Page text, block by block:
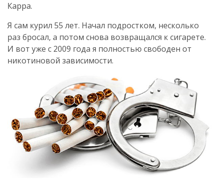
Карра.
Я сам курил 55 лет. Начал подростком, несколько
раз бросал, а потом снова возвращался к сигарете.
И вот уже с 2009 года я полностью свободен от
никотиновой зависимости.